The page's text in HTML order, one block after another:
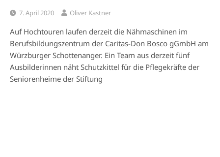
7. April 2020 Oliver Kastner
Auf Hochtouren laufen derzeit die Nähmaschinen im
Berufsbildungszentrum der Caritas-Don Bosco gGmbH am
Würzburger Schottenanger. Ein Team aus derzeit fünf
Ausbilderinnen näht Schutzkittel für die Pflegekräfte der
Seniorenheime der Stiftung